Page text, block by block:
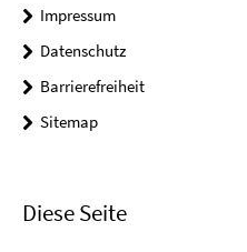
Impressum
Datenschutz
Barrierefreiheit
Sitemap
Diese Seite